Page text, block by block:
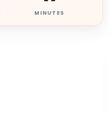
MINUTES